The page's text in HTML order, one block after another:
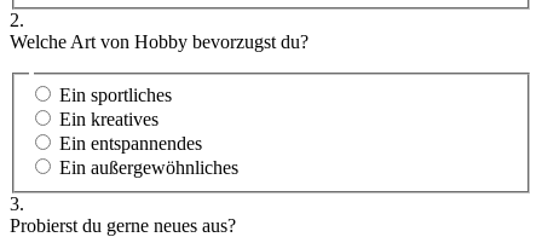
2.
Welche Art von Hobby bevorzugst du?
Ein sportliches
Ein kreatives
Ein entspannendes
Ein außergewöhnliches
3.
Probierst du gerne neues aus?